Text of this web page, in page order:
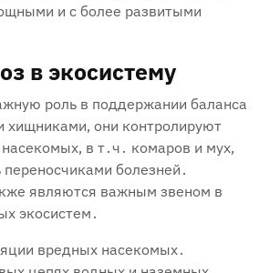
и с более развитыми
в экосистему
роль в поддержании баланса
хищниками‚ они контролируют
в т․ч․ комаров и мух‚
болезней․
являются важным звеном в
экосистем․
вредных насекомых․